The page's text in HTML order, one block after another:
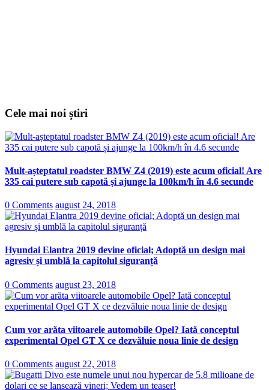
Cele mai noi știri
Mult-așteptatul roadster BMW Z4 (2019) este acum oficial! Are
335 cai putere sub capotă și ajunge la 100km/h în 4.6 secunde
0 Comments august 24, 2018
Hyundai Elantra 2019 devine oficial; Adoptă un design mai
agresiv și umblă la capitolul siguranță
0 Comments august 23, 2018
Cum vor arăta viitoarele automobile Opel? Iată conceptul
experimental Opel GT X ce dezvăluie noua linie de design
0 Comments august 22, 2018